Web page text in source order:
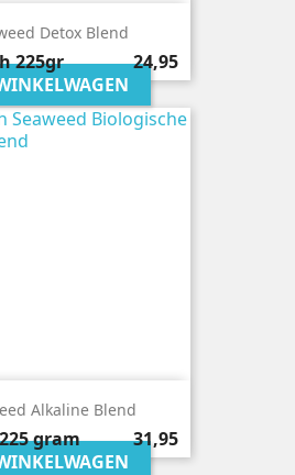
Detox Blend
225gr Prijs
24,95
Alkaline Blend
225 gram Prijs
31,95